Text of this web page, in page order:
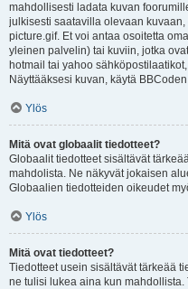
mahdollisesti ladata kuvan
julkisesti saatavilla olevaan
picture.gif. Et voi antaa osoitetta
yleinen palvelin) tai kuviin, jotka
hotmail tai yahoo
Näyttääksesi kuvan, käytä
Ylös
Mitä ovat globaalit tiedotteet?
Globaalit tiedotteet sisältävät
mahdolista. Ne näkyvät jokaisen
Globaalien tiedotteiden oikeudet
Ylös
Mitä ovat tiedotteet?
Tiedotteet usein sisältävät tärkeää
ne tulisi lukea aina kun